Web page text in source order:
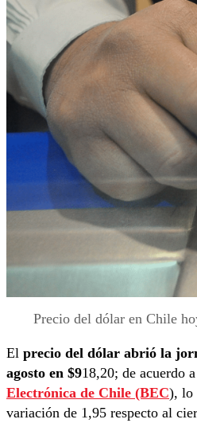
Precio del dólar en Chile
El precio del dólar abrió la
agosto en $918,20; de acuerdo
Electrónica de Chile (BEC), lo
variación de 1,95 respecto al